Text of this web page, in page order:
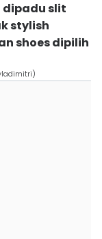
dipadu slit
stylish
shoes dipilih